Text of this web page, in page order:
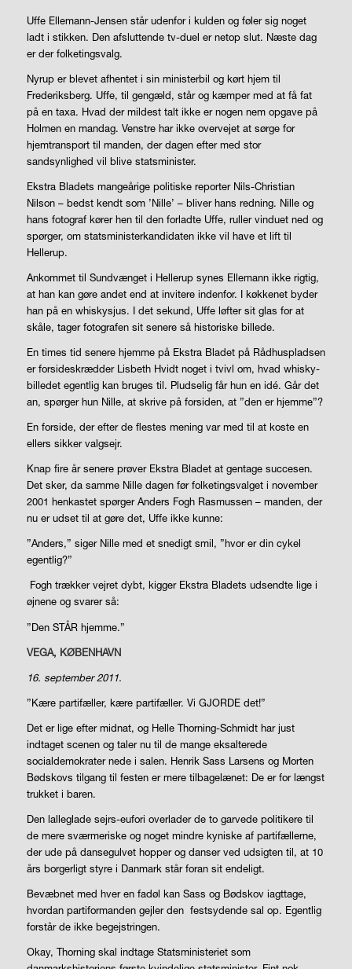
Uffe Ellemann-Jensen står udenfor i kulden og føler sig noget
ladt i stikken. Den afsluttende tv-duel er netop slut. Næste dag
er der folketingsvalg.
Nyrup er blevet afhentet i sin ministerbil og kørt hjem til
Frederiksberg. Uffe, til gengæld, står og kæmper med at få fat
på en taxa. Hvad der mildest talt ikke er nogen nem opgave på
Holmen en mandag. Venstre har ikke overvejet at sørge for
hjemtransport til manden, der dagen efter med stor
sandsynlighed vil blive statsminister.
Ekstra Bladets mangeårige politiske reporter Nils-Christian
Nilson – bedst kendt som ’Nille’ – bliver hans redning. Nille og
hans fotograf kører hen til den forladte Uffe, ruller vinduet ned og
spørger, om statsministerkandidaten ikke vil have et lift til
Hellerup.
Ankommet til Sundvænget i Hellerup synes Ellemann ikke rigtig,
at han kan gøre andet end at invitere indenfor. I køkkenet byder
han på en whiskysjus. I det sekund, Uffe løfter sit glas for at
skåle, tager fotografen sit senere så historiske billede.
En times tid senere hjemme på Ekstra Bladet på Rådhuspladsen
er forsideskrædder Lisbeth Hvidt noget i tvivl om, hvad whisky-
billedet egentlig kan bruges til. Pludselig får hun en idé. Går det
an, spørger hun Nille, at skrive på forsiden, at ”den er hjemme”?
En forside, der efter de flestes mening var med til at koste en
ellers sikker valgsejr.
Knap fire år senere prøver Ekstra Bladet at gentage succesen.
Det sker, da samme Nille dagen før folketingsvalget i november
2001 henkastet spørger Anders Fogh Rasmussen – manden, der
nu er udset til at gøre det, Uffe ikke kunne:
”Anders,” siger Nille med et snedigt smil, ”hvor er din cykel
egentlig?”
Fogh trækker vejret dybt, kigger Ekstra Bladets udsendte lige i
øjnene og svarer så:
”Den STÅR hjemme.”
VEGA, KØBENHAVN
16. september 2011.
”Kære partifæller, kære partifæller. Vi GJORDE det!”
Det er lige efter midnat, og Helle Thorning-Schmidt har just
indtaget scenen og taler nu til de mange eksalterede
socialdemokrater nede i salen. Henrik Sass Larsens og Morten
Bødskovs tilgang til festen er mere tilbagelænet: De er for længst
trukket i baren.
Den lalleglade sejrs-eufori overlader de to garvede politikere til
de mere sværmeriske og noget mindre kyniske af partifællerne,
der ude på dansegulvet hopper og danser ved udsigten til, at 10
års borgerligt styre i Danmark står foran sit endeligt.
Bevæbnet med hver en fadøl kan Sass og Bødskov iagttage,
hvordan partiformanden gejler den festsydende sal op. Egentlig
forstår de ikke begejstringen.
Okay, Thorning skal indtage Statsministeriet som